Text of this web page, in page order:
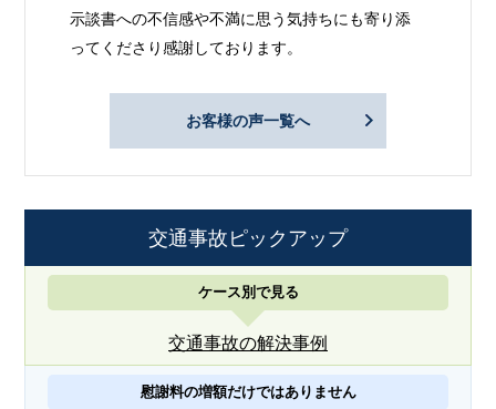
示談書への不信感や不満に思う気持ちにも寄り添
ってくださり感謝しております。
お客様の声一覧へ
交通事故ピックアップ
ケース別で見る
交通事故の解決事例
慰謝料の増額だけではありません